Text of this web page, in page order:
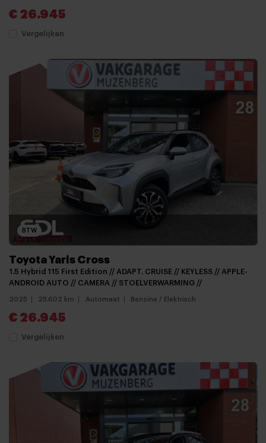
€ 26.945
Vergelijken
BTW
Toyota Yaris Cross
1.5 Hybrid 115 First Edition // ADAPT. CRUISE // KEYLESS // APPLE-
ANDROID AUTO // CAMERA // STOELVERWARMING //
2025 25.602 km Automaat Benzine / Elektrisch
€ 26.945
Vergelijken